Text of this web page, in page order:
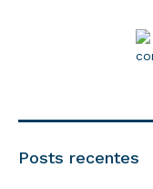
Posts recentes